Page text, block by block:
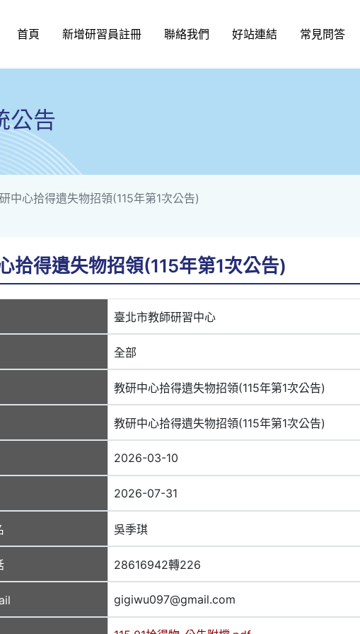
首頁 新增研習員註冊 聯絡我們 好站連結 常見問答
公告
中心拾得遺失物招領(115年第1次公告)
拾得遺失物招領(115年第1次公告)
臺北市教師研習中心
全部
教研中心拾得遺失物招領(115年第1次公告)
教研中心拾得遺失物招領(115年第1次公告)
2026-03-10
2026-07-31
吳季琪
28616942轉226
gigiwu097@gmail.com